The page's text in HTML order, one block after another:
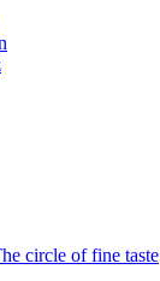
circle of fine taste